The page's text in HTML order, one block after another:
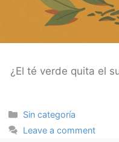
¿El té verde quita el
Categories
Sin categoría
Leave a comment